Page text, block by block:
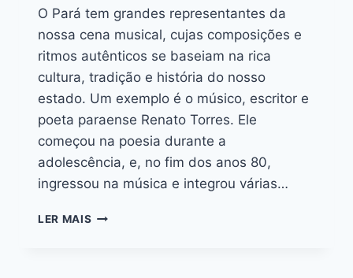
O Pará tem grandes representantes da
nossa cena musical, cujas composições e
ritmos autênticos se baseiam na rica
cultura, tradição e história do nosso
estado. Um exemplo é o músico, escritor e
poeta paraense Renato Torres. Ele
começou na poesia durante a
adolescência, e, no fim dos anos 80,
ingressou na música e integrou várias…
LER MAIS